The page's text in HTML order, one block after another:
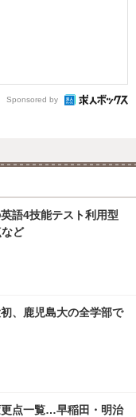
Sponsored by
語4技能テスト利用型
ど
、鹿児島大の全学部で
更点一覧…早稲田・明治